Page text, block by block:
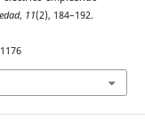
, 11(2), 184–192.